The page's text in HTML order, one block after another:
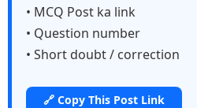
• MCQ Post ka link
• Question number
• Short doubt / correction
🔗 Copy This Post Link